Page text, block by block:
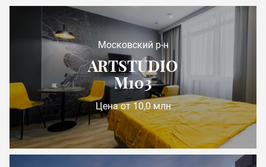
Московский р-н
ARTSTUDIO
М103
Цена от 10,0 млн